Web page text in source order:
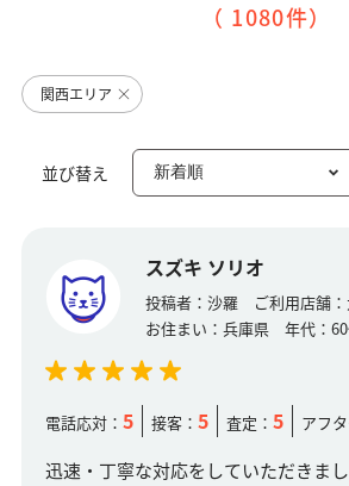
（ 1080件）
関西エリア
並び替え
スズキ ソリオ
投稿者： 沙羅 ご利用店舗：
お住まい： 兵庫県 年代：
電話応対： 5 接客： 5 査定： 5 アフタ
迅速・丁寧な対応をしてい